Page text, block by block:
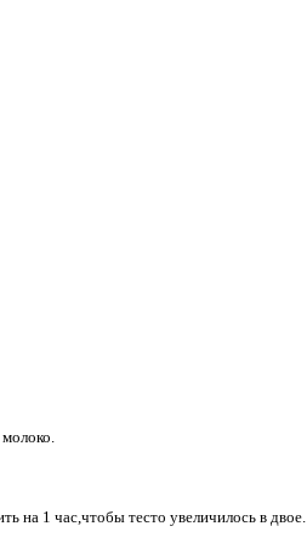
на 1 час,чтобы тесто увеличилось в двое.